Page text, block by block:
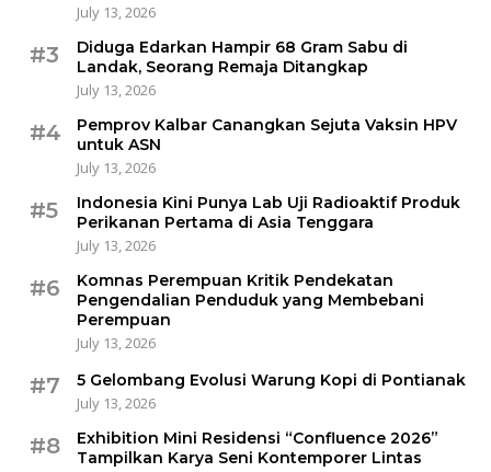
July 13, 2026
#3
Diduga Edarkan Hampir 68 Gram Sabu di
Landak, Seorang Remaja Ditangkap
July 13, 2026
#4
Pemprov Kalbar Canangkan Sejuta Vaksin HPV
untuk ASN
July 13, 2026
#5
Indonesia Kini Punya Lab Uji Radioaktif Produk
Perikanan Pertama di Asia Tenggara
July 13, 2026
#6
Komnas Perempuan Kritik Pendekatan
Pengendalian Penduduk yang Membebani
Perempuan
July 13, 2026
#7
5 Gelombang Evolusi Warung Kopi di Pontianak
July 13, 2026
#8
Exhibition Mini Residensi “Confluence 2026”
Tampilkan Karya Seni Kontemporer Lintas